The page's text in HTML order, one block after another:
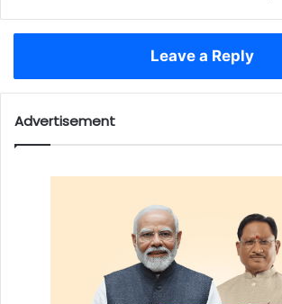
Leave a Reply
Advertisement